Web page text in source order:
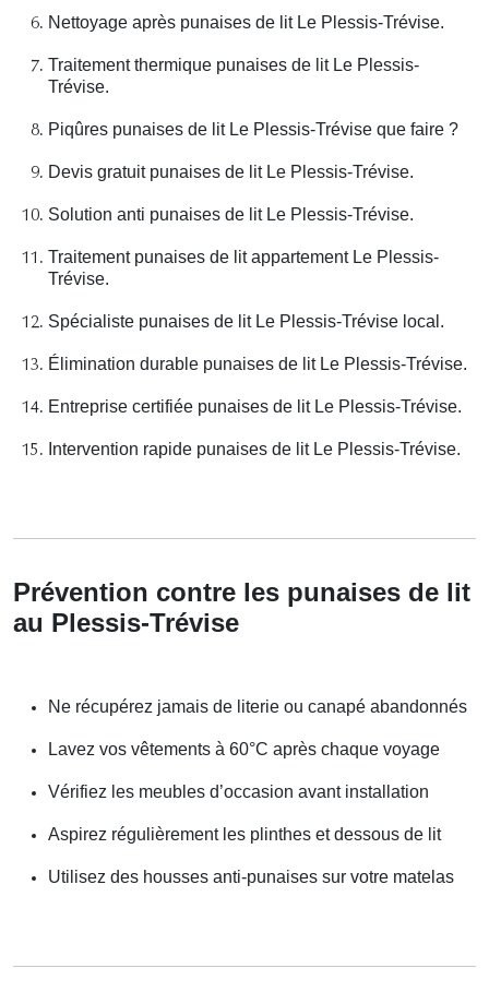
Nettoyage après punaises de lit Le Plessis-Trévise.
Traitement thermique punaises de lit Le Plessis-
Trévise.
Piqûres punaises de lit Le Plessis-Trévise que faire ?
Devis gratuit punaises de lit Le Plessis-Trévise.
Solution anti punaises de lit Le Plessis-Trévise.
Traitement punaises de lit appartement Le Plessis-
Trévise.
Spécialiste punaises de lit Le Plessis-Trévise local.
Élimination durable punaises de lit Le Plessis-Trévise.
Entreprise certifiée punaises de lit Le Plessis-Trévise.
Intervention rapide punaises de lit Le Plessis-Trévise.
Prévention contre les punaises de lit
au Plessis-Trévise
Ne récupérez jamais de literie ou canapé abandonnés
Lavez vos vêtements à 60°C après chaque voyage
Vérifiez les meubles d’occasion avant installation
Aspirez régulièrement les plinthes et dessous de lit
Utilisez des housses anti-punaises sur votre matelas